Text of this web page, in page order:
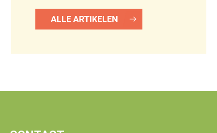
ALLE ARTIKELEN